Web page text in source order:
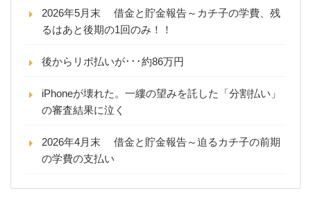
2026年5月末 借金と貯金報告～カチ子の学費、残
るはあと後期の1回のみ！！
後からリボ払いが･･･約86万円
iPhoneが壊れた。一縷の望みを託した「分割払い」
の審査結果に泣く
2026年4月末 借金と貯金報告～迫るカチ子の前期
の学費の支払い